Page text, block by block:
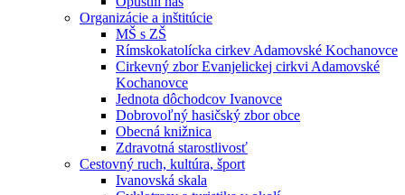
Organizácie a inštitúcie
MŠ s ZŠ
Rímskokatolícka cirkev Adamovské Kochanovce
Cirkevný zbor Evanjelickej cirkvi Adamovské
Kochanovce
Jednota dôchodcov Ivanovce
Dobrovoľný hasičský zbor obce
Obecná knižnica
Zdravotná starostlivosť
Cestovný ruch, kultúra, šport
Ivanovská skala